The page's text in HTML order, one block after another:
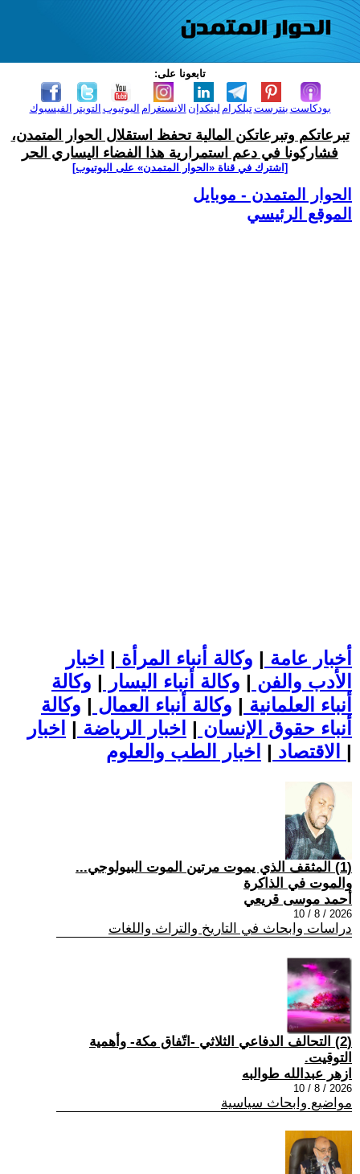
تابعونا على:
الفيسبوك التويتر اليوتيوب الانستغرام لينكدإن تيلكرامبنترست بودكاست
تبرعاتكم وتبرعاتكن المالية تحفظ استقلال الحوار المتمدن،
فشاركونا في دعم استمرارية هذا الفضاء اليساري الحر
[اشترك في قناة ‫«الحوار المتمدن» على اليوتيوب]
الحوار المتمدن - موبايل
الموقع الرئيسي
أخبار عامة | وكالة أنباء المرأة | اخبار
الأدب والفن | وكالة أنباء اليسار | وكالة
أنباء العلمانية | وكالة أنباء العمال | وكالة
أنباء حقوق الإنسان | اخبار الرياضة | اخبار
الاقتصاد | |
(1) المثقف الذي يموت مرتين الموت البيولوجي...
والموت في الذاكرة
أحمد موسى قريعي
2026 / 8 / 10
دراسات وابحاث في التاريخ والتراث واللغات
(2) التحالف الدفاعي الثلاثي -اتّفاق مكة- وأهمية
التوقيت.
ازهر عبدالله طوالبه
2026 / 8 / 10
مواضيع وابحاث سياسية